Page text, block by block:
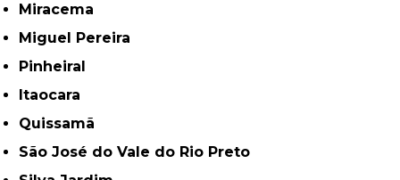
Miracema
Miguel Pereira
Pinheiral
Itaocara
Quissamã
São José do Vale do Rio Preto